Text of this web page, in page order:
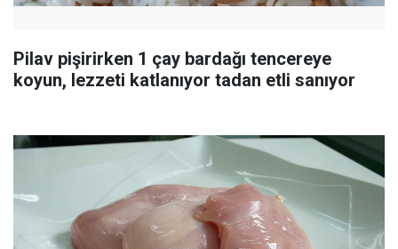
Pilav pişirirken 1 çay bardağı tencereye
koyun, lezzeti katlanıyor tadan etli sanıyor